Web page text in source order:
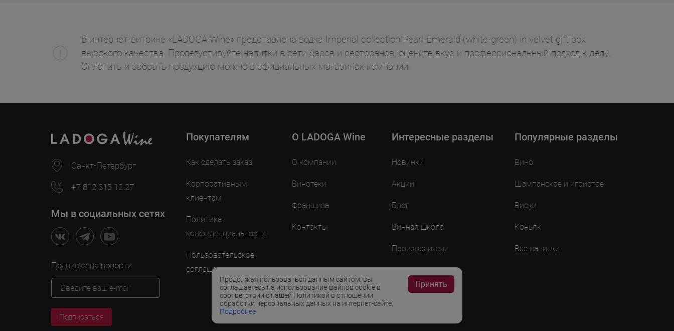
Продолжая пользоваться данным сайтом, вы
соглашаетесь на использование файлов cookie в
соответствии с нашей Политикой в отношении
обработки персональных данных на интернет-сайте.
Подробнее
Принять
В интернет-витрине «LADOGA Wine» представлена водка Imperial collection Pearl-Emerald (white-green) in velvet gift box
высокого качества. Продегустируйте напитки в сети баров и ресторанов, оцените вкус и профессиональный подход к делу.
Оплатить и забрать продукцию можно в официальных магазинах компании.
Санкт-Петербург
+7 812 313 12 27
Мы в социальных сетях
Подписка на новости
Подписаться
Покупателям
Как сделать заказ
Корпоративным
клиентам
Политика
конфиденциальности
Пользовательское
соглашение
O LADOGA Wine
О компании
Винотеки
Франшиза
Контакты
Интересные разделы
Новинки
Акции
Блог
Винная школа
Производители
Популярные разделы
Вино
Шампанское и игристое
Виски
Коньяк
Все напитки